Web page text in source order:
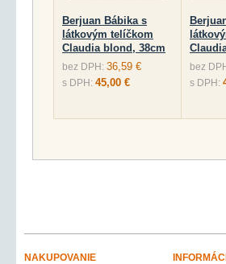
Berjuan Bábika s
látkovým telíčkom
Claudia blond, 38cm
bez DPH: 36,59 €
s DPH: 45,00 €
bez
s DPH:
NAKUPOVANIE